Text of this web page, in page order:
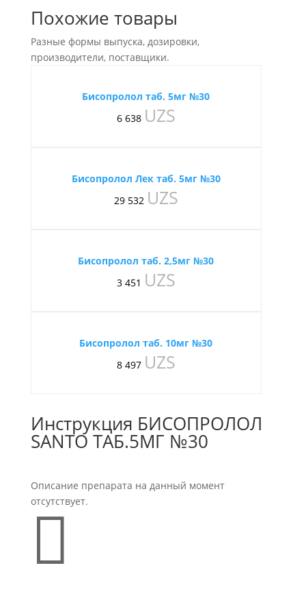
Похожие товары
Разные формы выпуска, дозировки,
производители, поставщики.
Бисопролол таб. 5мг №30
6 638 UZS
Бисопролол Лек таб. 5мг №30
29 532 UZS
Бисопролол таб. 2,5мг №30
3 451 UZS
Бисопролол таб. 10мг №30
8 497 UZS
Инструкция БИСОПРОЛОЛ
SANTO ТАБ.5МГ №30
Описание препарата на данный момент
отсутствует.
